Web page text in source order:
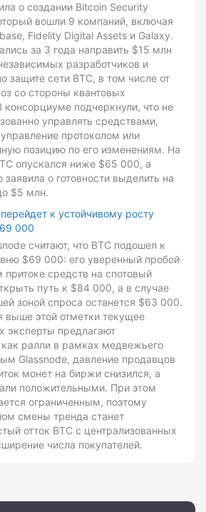
о создании Bitcoin Security
вошли 9 компаний, включая
Fidelity Digital Assets и Galaxy.
за 3 года направить $15 млн
разработчиков и
защите сети BTC, в том числе от
со стороны квантовых
подчеркнули, что не
управлять средствами,
протоколом или
позицию по его изменениям. На
опускался ниже $65 000, а
заявила о готовности выделить на
$5 млн.
к устойчивому росту
000
считают, что BTC подошел к
$69 000: его уверенный пробой
притоке средств на спотовый
путь к $84 000, а в случае
зоной спроса останется $63 000.
выше этой отметки текущее
эксперты предлагают
как ралли в рамках медвежьего
Glassnode, давление продавцов
монет на биржи снизился, а
положительными. При этом
ограниченным, поэтому
смены тренда станет
отток BTC с централизованных
числа покупателей.